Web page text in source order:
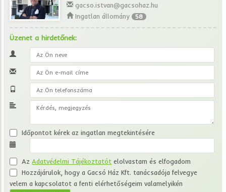
gacso.istvan@gacsohaz.hu
Ingatlan állomány 58
Üzenet a hirdetőnek:
Időpontot kérek az ingatlan megtekintésére
AzAdatvédelmi Tájékoztatót elolvastam és elfogadom
Hozzájárulok, hogy a Gacsó Ház Kft. tanácsadója felvegye
velem a kapcsolatot a fenti elérhetőségeim valamelyikén